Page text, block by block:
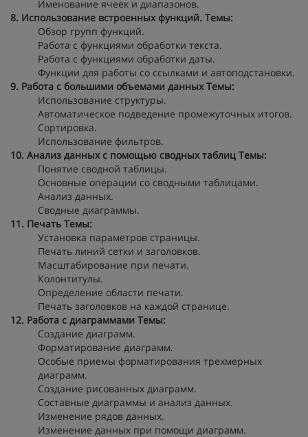
Именование ячеек и диапазонов.
8. Использование встроенных функций. Темы:
Обзор групп функций.
Работа с функциями обработки текста.
Работа с функциями обработки даты.
Функции для работы со ссылками и автоподстановки.
9. Работа с большими объемами данных Темы:
Использование структуры.
Автоматическое подведение промежуточных итогов.
Сортировка.
Использование фильтров.
10. Анализ данных с помощью сводных таблиц Темы:
Понятие сводной таблицы.
Основные операции со сводными таблицами.
Анализ данных.
Сводные диаграммы.
11. Печать Темы:
Установка параметров страницы.
Печать линий сетки и заголовков.
Масштабирование при печати.
Колонтитулы.
Определение области печати.
Печать заголовков на каждой странице.
12. Работа с диаграммами Темы:
Создание диаграмм.
Форматирование диаграмм.
Особые приемы форматирования трехмерных
диаграмм.
Создание рисованных диаграмм.
Составные диаграммы и анализ данных.
Изменение рядов данных.
Изменение данных при помощи диаграмм.